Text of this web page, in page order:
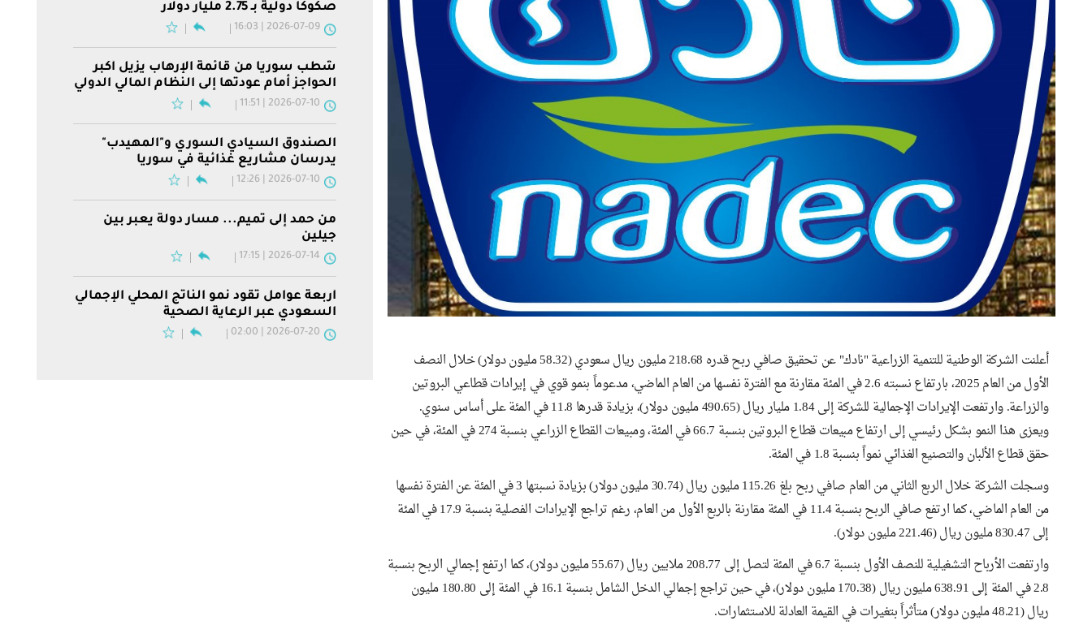
أعلنت الشركة الوطنية للتنمية الزراعية "نادك" عن تحقيق صافي ربح قدره 218.68 مليون ريال سعودي (58.32 مليون دولار) خلال النصف
الأول من العام 2025، بارتفاع نسبته 2.6 في المئة مقارنة مع الفترة نفسها من العام الماضي، مدعوماً بنمو قوي في إيرادات قطاعي البروتين
والزراعة. وارتفعت الإيرادات الإجمالية للشركة إلى 1.84 مليار ريال (490.65 مليون دولار)، بزيادة قدرها 11.8 في المئة على أساس سنوي.
ويعزى هذا النمو بشكل رئيسي إلى ارتفاع مبيعات قطاع البروتين بنسبة 66.7 في المئة، ومبيعات القطاع الزراعي بنسبة 274 في المئة، في حين
حقق قطاع الألبان والتصنيع الغذائي نمواً بنسبة 1.8 في المئة.
وسجلت الشركة خلال الربع الثاني من العام صافي ربح بلغ 115.26 مليون ريال (30.74 مليون دولار) بزيادة نسبتها 3 في المئة عن الفترة نفسها
من العام الماضي، كما ارتفع صافي الربح بنسبة 11.4 في المئة مقارنة بالربع الأول من العام، رغم تراجع الإيرادات الفصلية بنسبة 17.9 في المئة
إلى 830.47 مليون ريال (221.46 مليون دولار).
وارتفعت الأرباح التشغيلية للنصف الأول بنسبة 6.7 في المئة لتصل إلى 208.77 ملايين ريال (55.67 مليون دولار)، كما ارتفع إجمالي الربح بنسبة
2.8 في المئة إلى 638.91 مليون ريال (170.38 مليون دولار)، في حين تراجع إجمالي الدخل الشامل بنسبة 16.1 في المئة إلى 180.80 مليون
ريال (48.21 مليون دولار) متأثراً بتغيرات في القيمة العادلة للاستثمارات.
صكوكاً دولية بـ 2.75 مليار دولار
2026-07-09 | 16:03
شطب سوريا من قائمة الإرهاب يزيل أكبر
الحواجز أمام عودتها إلى النظام المالي الدولي
2026-07-10 | 11:51
الصندوق السيادي السوري و"المهيدب"
يدرسان مشاريع غذائية في سوريا
2026-07-10 | 12:26
من حمد إلى تميم... مسار دولة يعبر بين
جيلين
2026-07-14 | 17:15
أربعة عوامل تقود نمو الناتج المحلي الإجمالي
السعودي عبر الرعاية الصحية
2026-07-20 | 02:00